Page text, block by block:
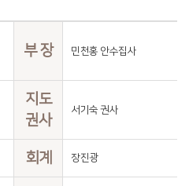
부 장 민천홍 안수집사
지도
권사
서기숙 권사
회계 장진광